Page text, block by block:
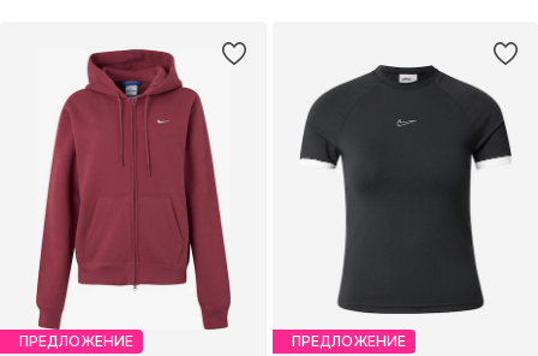
ПРЕДЛОЖЕНИЕ ПРЕДЛОЖЕНИЕ